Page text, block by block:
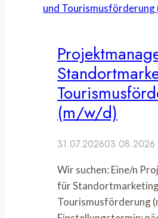
(m/w/d)
31.07.202603.08.2026
Wir suchen: Eine/n
für
Tourismusförderung